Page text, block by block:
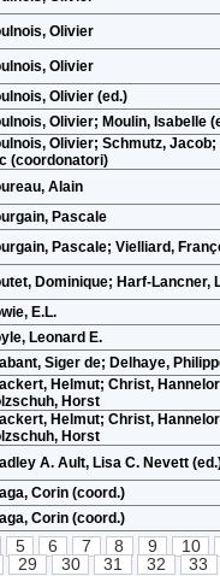
Olivier
Olivier
Olivier (ed.)
Olivier; Moulin, Isabelle
Olivier; Schmutz, Jacob;
(coordonatori)
Alain
Pascale
Pascale; Vielliard,
Dominique; Harf-Lancner,
E.L.
Leonard E.
Siger de; Delhaye,
Helmut; Christ,
Horst
Helmut; Christ,
Horst
A. Ault, Lisa C. Nevett
Corin (coord.)
Corin (coord.)
5 6 7 8 9
10
29 30 31 32 33